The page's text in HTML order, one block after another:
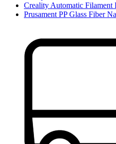
Creality Automatic Filament
Prusament PP Glass Fiber